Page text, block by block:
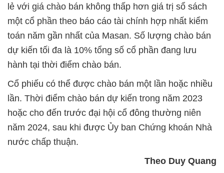
lẻ với giá chào bán không thấp hơn giá trị sổ sách
một cổ phần theo báo cáo tài chính hợp nhất kiểm
toán năm gần nhất của Masan. Số lượng chào bán
dự kiến tối đa là 10% tổng số cổ phần đang lưu
hành tại thời điểm chào bán.
Cổ phiếu có thể được chào bán một lần hoặc nhiều
lần. Thời điểm chào bán dự kiến trong năm 2023
hoặc cho đến trước đại hội cổ đông thường niên
năm 2024, sau khi được Ủy ban Chứng khoán Nhà
nước chấp thuận.
Theo Duy Quang